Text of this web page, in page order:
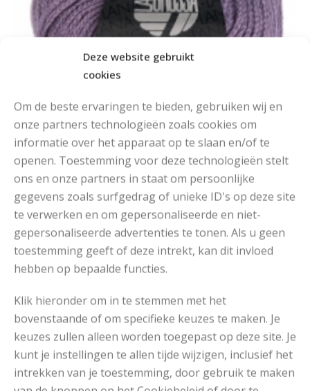
Deze website gebruikt
cookies
Om de beste ervaringen te bieden, gebruiken wij en
onze partners technologieën zoals cookies om
informatie over het apparaat op te slaan en/of te
openen. Toestemming voor deze technologieën stelt
ons en onze partners in staat om persoonlijke
gegevens zoals surfgedrag of unieke ID's op deze site
te verwerken en om gepersonaliseerde en niet-
gepersonaliseerde advertenties te tonen. Als u geen
toestemming geeft of deze intrekt, kan dit invloed
hebben op bepaalde functies.
Klik hieronder om in te stemmen met het
bovenstaande of om specifieke keuzes te maken. Je
keuzes zullen alleen worden toegepast op deze site. Je
kunt je instellingen te allen tijde wijzigen, inclusief het
intrekken van je toestemming, door gebruik te maken